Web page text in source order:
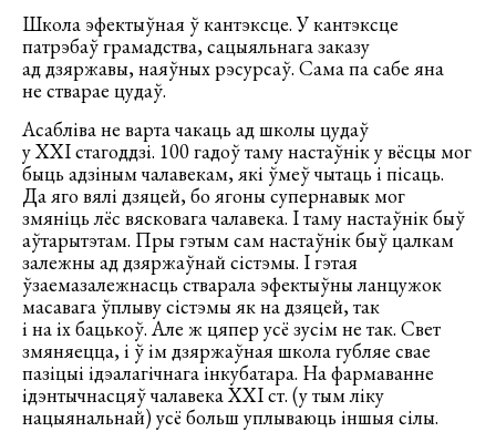
Школа эфектыўная ў кантэксце. У кантэксце
патрэбаў грамадства, сацыяльнага заказу
ад дзяржавы, наяўных рэсурсаў. Сама па сабе яна
не стварае цудаў.
Асабліва не варта чакаць ад школы цудаў
у XXI стагоддзі. 100 гадоў таму настаўнік у вёсцы мог
быць адзіным чалавекам, які ўмеў чытаць і пісаць.
Да яго вялі дзяцей, бо ягоны супернавык мог
змяніць лёс вясковага чалавека. І таму настаўнік быў
аўтарытэтам. Пры гэтым сам настаўнік быў цалкам
залежны ад дзяржаўнай сістэмы. І гэтая
ўзаемазалежнасць стварала эфектыўны ланцужок
масавага ўплыву сістэмы як на дзяцей, так
і на іх бацькоў. Але ж цяпер усё зусім не так. Свет
змяняецца, і ў ім дзяржаўная школа губляе свае
пазіцыі ідэалагічнага інкубатара. На фармаванне
ідэнтычнасцяў чалавека XXI ст. (у тым ліку
нацыянальнай) усё больш уплываюць іншыя сілы.